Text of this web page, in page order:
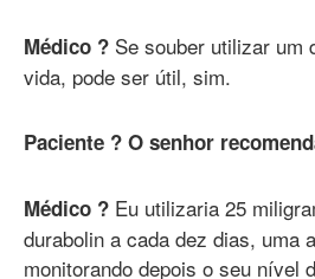
Médico ? Se souber utilizar um
vida, pode ser útil, sim.
Paciente ? O senhor
Médico ? Eu utilizaria 25
durabolin a cada dez dias, uma
monitorando depois o seu nível